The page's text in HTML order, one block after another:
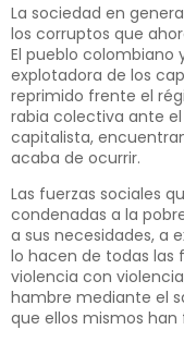
La sociedad en
los corruptos que
El pueblo colombiano
explotadora de los
reprimido frente el
rabia colectiva ante
capitalista,
acaba de ocurrir.
Las fuerzas sociales
condenadas a la
a sus necesidades, a
lo hacen de todas las
violencia con
hambre mediante el
que ellos mismos